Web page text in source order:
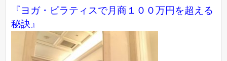
『ヨガ・ピラティスで月商１００万円を超える
秘訣』